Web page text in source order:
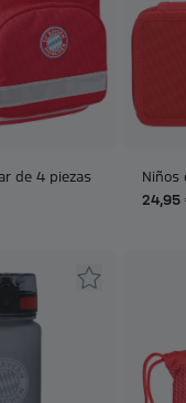
de 4 piezas
Niños
24,95